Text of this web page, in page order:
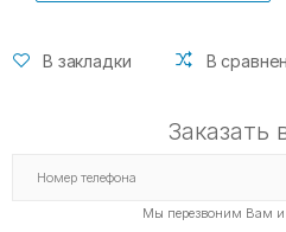
В закладки В
Заказать
Мы перезвоним Вам и